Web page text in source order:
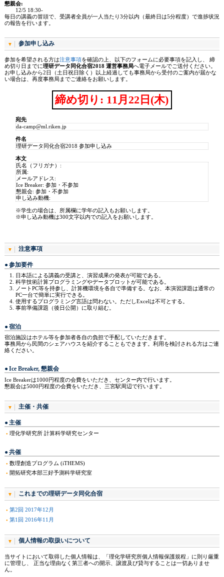
懇親会
12/5 18:30-
毎日の講義の冒頭で、受講者全員が一人当たり3分以内（最終日は5分程度）で進捗状況
の報告を行います。
参加申し込み
参加を希望される方は注意事項を確認の上、以下のフォームに必要事項を記入し、 締
め切り日までに理研データ同化合宿2018 運営事務局へ電子メールでご送付ください。
お申し込みから2日（土日祝日除く）以上経過しても事務局から受付のご案内が届かな
い場合は、再度事務局までご連絡をお願いします。
締め切り: 11月22日(木)
宛先
da-camp@ml.riken.jp
件名
理研データ同化合宿2018 参加申し込み
本文
氏名（フリガナ）:
所属:
メールアドレス:
Ice Breaker: 参加・不参加
懇親会: 参加・不参加
申し込み動機:
※学生の場合は、所属欄に学年の記入もお願いします。
※申し込み動機は300文字以内での記入をお願いします。
注意事項
参加要件
日本語による講義の受講と、演習成果の発表が可能である。
科学技術計算プログラミングやデータプロットが可能である。
ノートPC等を持参し、計算機環境を各自で準備する。なお、本演習課題は通常の
PC一台で簡単に実行できる。
使用するプログラミング言語は問わない。ただしExcelは不可とする。
事前準備課題（後日公開）に取り組む。
宿泊
宿泊施設はホテル等を参加者各自の負担で手配していただきます。
事務局から民間のシェアハウスを紹介することもできます。利用を検討される方はご連
絡ください。
Ice Breaker, 懇親会
Ice Breakerは1000円程度の会費をいただき、センター内で行います。
懇親会は5000円程度の会費をいただき、三宮駅周辺で行います。
主催・共催
主催
理化学研究所 計算科学研究センター
共催
数理創造プログラム (iTHEMS)
開拓研究本部三好予測科学研究室
これまでの理研データ同化合宿
第2回 2017年12月
第1回 2016年11月
個人情報の取扱いについて
当サイトにおいて取得した個人情報は、「理化学研究所個人情報保護規程」に則り厳重
に管理し、 正当な理由なく第三者への開示、譲渡及び貸与することは一切ありませ
ん。